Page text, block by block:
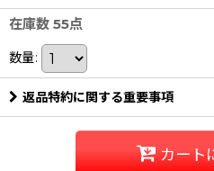
在庫数 55点
数量:
返品特約に関する重要事項
カート